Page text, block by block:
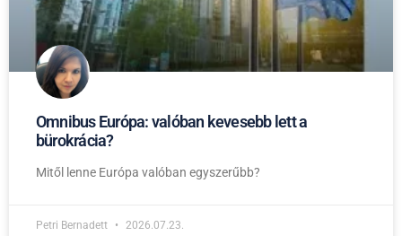
Omnibus Európa: valóban kevesebb lett a
bürokrácia?
Mitől lenne Európa valóban egyszerűbb?
Petri Bernadett 2026.07.23.